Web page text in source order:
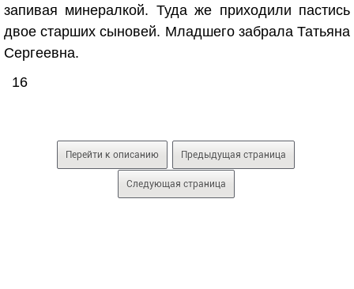
запивая минералкой. Туда же приходили пастись
двое старших сыновей. Младшего забрала Татьяна
Сергеевна.
16
Перейти к описанию Предыдущая страница
Следующая страница